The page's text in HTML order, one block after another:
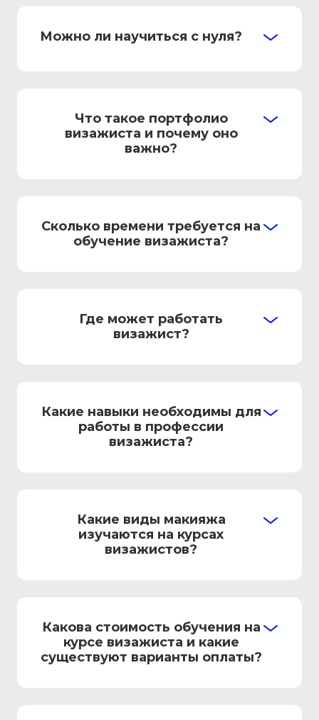
Можно ли научиться с нуля?
Что такое портфолио
визажиста и почему оно
важно?
Сколько времени требуется на
обучение визажиста?
Где может работать
визажист?
Какие навыки необходимы для
работы в профессии
визажиста?
Какие виды макияжа
изучаются на курсах
визажистов?
Какова стоимость обучения на
курсе визажиста и какие
существуют варианты оплаты?